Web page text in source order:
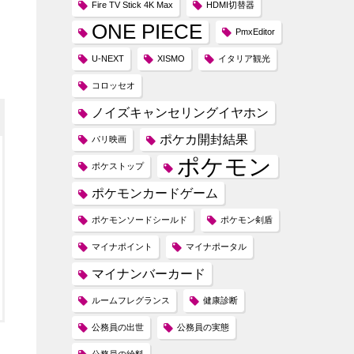
Fire TV Stick 4K Max HDMI切替器
ONE PIECE PmxEditor
U-NEXT XISMO イタリア観光
コロッセオ
ノイズキャンセリングイヤホン
パリ映画 ポケカ開封結果
ポケストップ ポケモン
ポケモンカードゲーム
ポケモンソードシールド ポケモン剣盾
マイナポイント マイナポータル
マイナンバーカード
ルームフレグランス 健康診断
公務員の出世 公務員の実態